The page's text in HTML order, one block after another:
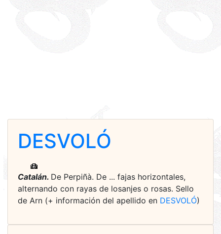
DESVOLÓ
Catalán. De Perpiñà. De ... fajas horizontales,
alternando con rayas de losanjes o rosas. Sello
de Arn (+ información del apellido en DESVOLÓ)